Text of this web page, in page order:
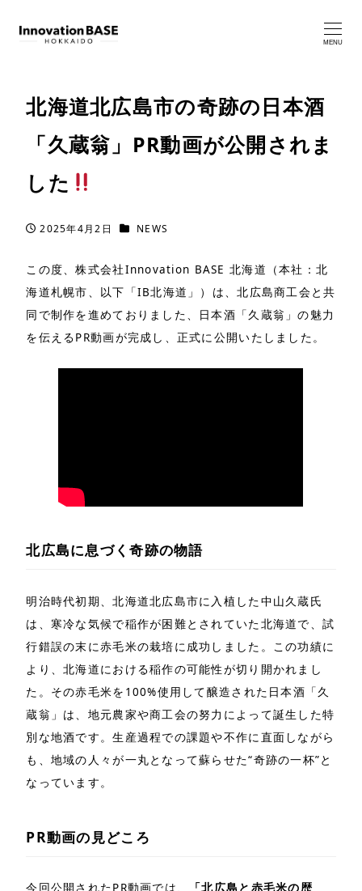
MENU
北海道北広島市の奇跡の日本酒
「久蔵翁」PR動画が公開されま
した
投稿日
2025年4月2日 カテゴリー
NEWS
この度、株式会社Innovation BASE 北海道（本社：北
海道札幌市、以下「IB北海道」）は、北広島商工会と共
同で制作を進めておりました、日本酒「久蔵翁」の魅力
を伝えるPR動画が完成し、正式に公開いたしました。
北広島に息づく奇跡の物語
明治時代初期、北海道北広島市に入植した中山久蔵氏
は、寒冷な気候で稲作が困難とされていた北海道で、試
行錯誤の末に赤毛米の栽培に成功しました。この功績に
より、北海道における稲作の可能性が切り開かれまし
た。その赤毛米を100%使用して醸造された日本酒「久
蔵翁」は、地元農家や商工会の努力によって誕生した特
別な地酒です。生産過程での課題や不作に直面しながら
も、地域の人々が一丸となって蘇らせた“奇跡の一杯”と
なっています。
PR動画の見どころ